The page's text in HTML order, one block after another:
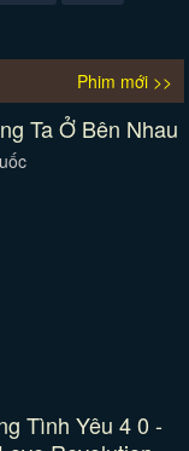
Phim mới >>
Ta Ở Bên Nhau
Tình Yêu 4 0 -